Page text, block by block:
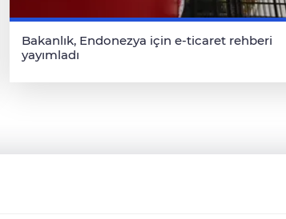
Bakanlık, Endonezya için e-ticaret rehberi
yayımladı